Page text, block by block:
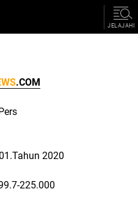
JELAJAHI
.COM
2020
225.000